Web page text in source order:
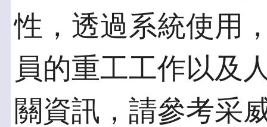
性，透過系統使用
員的重工工作以及
關資訊，請參考采